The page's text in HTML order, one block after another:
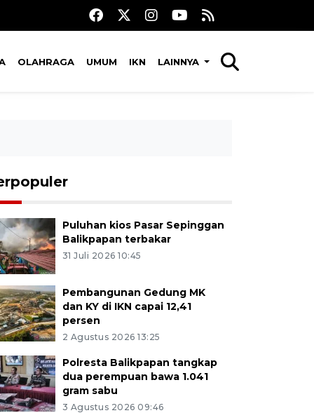
OLAHRAGA UMUM IKN LAINNYA
Puluhan kios Pasar Sepinggan
Balikpapan terbakar
31 Juli 2026 10:45
Pembangunan Gedung MK
dan KY di IKN capai 12,41
persen
2 Agustus 2026 13:25
Polresta Balikpapan tangkap
dua perempuan bawa 1.041
gram sabu
3 Agustus 2026 09:46